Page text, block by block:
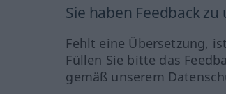
Sie haben Feedback
Fehlt eine Übersetzung,
Füllen Sie bitte das
gemäß unserem